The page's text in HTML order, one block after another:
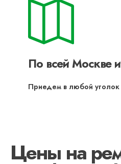
По всей Москве
Приедем в любой
Цены на